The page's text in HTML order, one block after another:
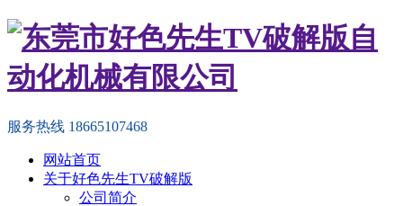
服务热线 18665107468
网站首页
关于好色先生TV破解版
公司简介